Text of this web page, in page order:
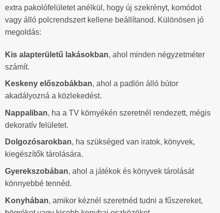
extra pakolófelületet anélkül, hogy új szekrényt, komódot
vagy álló polcrendszert kellene beállítanod. Különösen jó
megoldás:
Kis alapterületű lakásokban, ahol minden négyzetméter
számít.
Keskeny előszobákban, ahol a padlón álló bútor
akadályozná a közlekedést.
Nappaliban, ha a TV környékén szeretnél rendezett, mégis
dekoratív felületet.
Dolgozósarokban, ha szükséged van iratok, könyvek,
kiegészítők tárolására.
Gyerekszobában, ahol a játékok és könyvek tárolását
könnyebbé tennéd.
Konyhában, amikor kéznél szeretnéd tudni a fűszereket,